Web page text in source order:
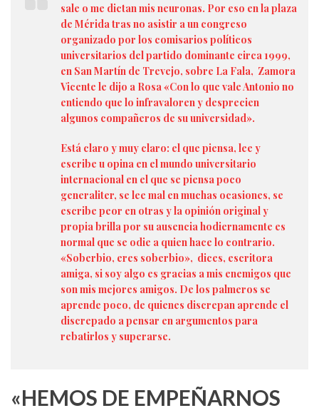
sale o me dictan mis neuronas. Por eso en la plaza
de Mérida tras no asistir a un congreso
organizado por los comisarios políticos
universitarios del partido dominante circa 1999,
en San Martín de Trevejo, sobre La Fala, Zamora
Vicente le dijo a Rosa «Con lo que vale Antonio no
entiendo que lo infravaloren y desprecien
algunos compañeros de su universidad».
Está claro y muy claro: el que piensa, lee y
escribe u opina en el mundo universitario
internacional en el que se piensa poco
generaliter, se lee mal en muchas ocasiones, se
escribe peor en otras y la opinión original y
propia brilla por su ausencia hodiernamente es
normal que se odie a quien hace lo contrario.
«Soberbio, eres soberbio», dices, escritora
amiga, si soy algo es gracias a mis enemigos que
son mis mejores amigos. De los palmeros se
aprende poco, de quienes discrepan aprende el
discrepado a pensar en argumentos para
rebatirlos y superarse.
«HEMOS DE EMPEÑARNOS